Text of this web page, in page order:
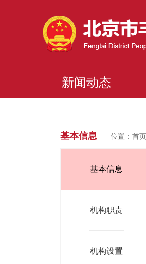
新闻动态
基本信息 位置： 首页
基本信息
机构职责
机构设置